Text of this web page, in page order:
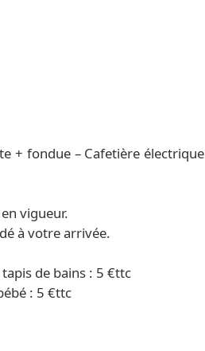
+ fondue – Cafetière électrique
vigueur.
à votre arrivée.
de bains : 5 €ttc
: 5 €ttc